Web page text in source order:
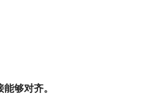
够对齐。